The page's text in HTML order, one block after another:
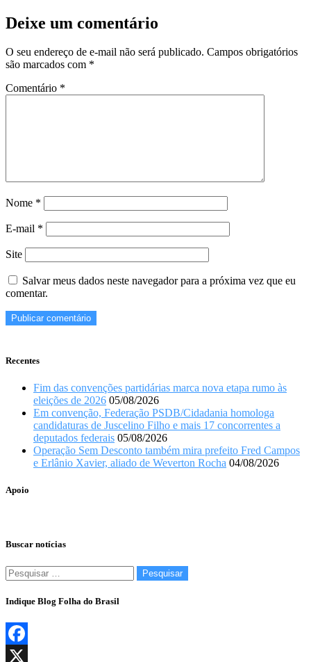
Deixe um comentário
O seu endereço de e-mail não será publicado. Campos obrigatórios
são marcados com *
Comentário *
Nome *
E-mail *
Site
Salvar meus dados neste navegador para a próxima vez que eu
comentar.
Recentes
Fim das convenções partidárias marca nova etapa rumo às
eleições de 2026 05/08/2026
Em convenção, Federação PSDB/Cidadania homologa
candidaturas de Juscelino Filho e mais 17 concorrentes a
deputados federais 05/08/2026
Operação Sem Desconto também mira prefeito Fred Campos
e Erlânio Xavier, aliado de Weverton Rocha 04/08/2026
Apoio
Buscar notícias
Pesquisar
por:
Indique Blog Folha do Brasil
Facebook